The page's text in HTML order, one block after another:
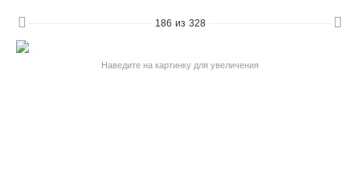
186 из 328
Наведите на картинку для увеличения